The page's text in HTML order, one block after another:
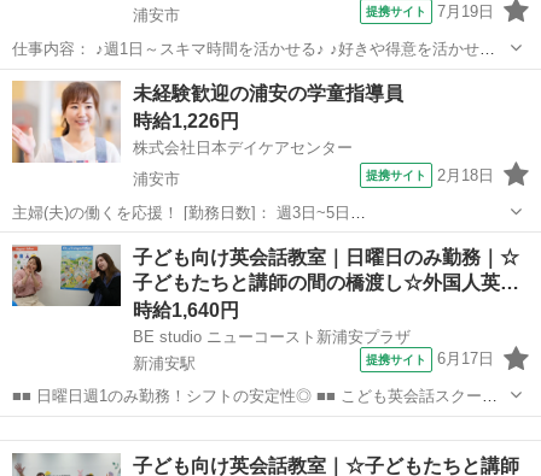
浦安市
提携サイト 7月19日
仕事内容： ♪週1日～スキマ時間を活かせる♪ ♪好きや得意を活かせる♪
★小さなお子様向けの出張ピアノ講師★ 生徒様のご家庭に訪問し、ピ
アノ個人レッスン を受け持っていただきます。（お子様対象） 音楽を
奏でる楽しさはもちろ...
千葉 浦安市 その他
未経験歓迎の浦安の学童指導員
時給1,226円
株式会社日本デイケアセンター
浦安市
提携サイト 2月18日
主婦(夫)の働くを応援！ [勤務日数]： 週3日~5日
13:00~18:30/08:00~18:00 月/火/水/木/金/土 などから選べます [勤務
地・最寄駅]： 千葉県浦安市明海5-5-1 明海南小学校地区放課後う...
千葉 浦安市 その他
子ども向け英会話教室｜日曜日のみ勤務｜☆
子どもたちと講師の間の橋渡し☆外国人英…
時給1,640円
BE studio ニューコースト新浦安プラザ
新浦安駅
提携サイト 6月17日
■■ 日曜日週1のみ勤務！シフトの安定性◎ ■■ こども英会話スクール
スタッフ・サポート講師（レッスンパートナー）は曜日固定制！ 外国
人講師と英語でコミュニケーションをとりながら、 子どもたちが楽し
めるように全身を使って踊っ...子ども向け英会話教室｜☆子どもたちと講師